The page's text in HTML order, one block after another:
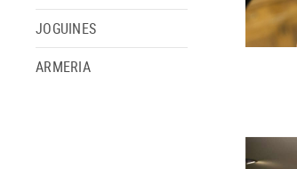
JOGUINES
ARMERIA